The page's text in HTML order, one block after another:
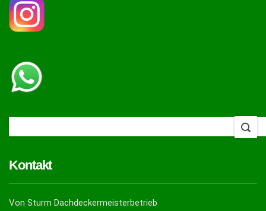
Kontakt
Von Sturm Dachdeckermeisterbetrieb